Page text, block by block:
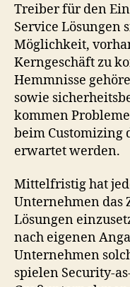
Treiber für den
Service Lösungen
Möglichkeit,
Kerngeschäft zu
Hemmnisse
sowie
kommen
beim Customizing
erwartet werden.
Mittelfristig hat
Unternehmen das
Lösungen
nach eigenen
Unternehmen
spielen Security-